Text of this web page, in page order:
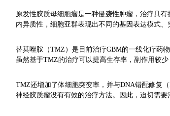
原发性胶质母细胞瘤是一种侵袭性肿瘤，治疗具
内异质性，细胞亚群表现出不同的基因表达模式
替莫唑胺（TMZ）是目前治疗GBM的一线化疗药
虽然基于TMZ的治疗可以提高生存率，副作用较少
TMZ还增加了体细胞突变率，并与DNA错配修复
神经胶质瘤没有有效的治疗方法。因此，迫切需要